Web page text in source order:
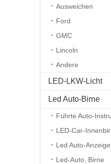
Ausweichen
Ford
GMC
Lincoln
Andere
LED-LKW-Licht
Led Auto-Birne
Führte Auto-
LED-Car-
Led Auto-
Led-Auto, Birne